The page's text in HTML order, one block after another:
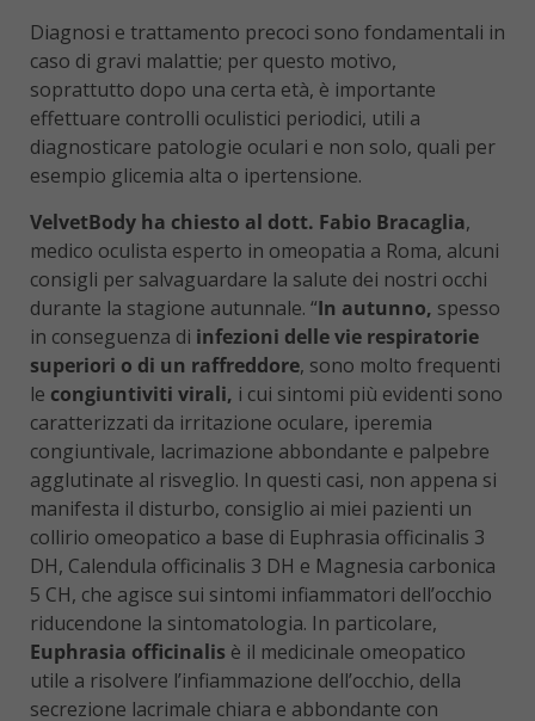
Diagnosi e trattamento precoci sono fondamentali in
caso di gravi malattie; per questo motivo,
soprattutto dopo una certa età, è importante
effettuare controlli oculistici periodici, utili a
diagnosticare patologie oculari e non solo, quali per
esempio glicemia alta o ipertensione.
VelvetBody ha chiesto al dott. Fabio Bracaglia,
medico oculista esperto in omeopatia a Roma, alcuni
consigli per salvaguardare la salute dei nostri occhi
durante la stagione autunnale. “In autunno, spesso
in conseguenza di infezioni delle vie respiratorie
superiori o di un raffreddore, sono molto frequenti
le congiuntiviti virali, i cui sintomi più evidenti sono
caratterizzati da irritazione oculare, iperemia
congiuntivale, lacrimazione abbondante e palpebre
agglutinate al risveglio. In questi casi, non appena si
manifesta il disturbo, consiglio ai miei pazienti un
collirio omeopatico a base di Euphrasia officinalis 3
DH, Calendula officinalis 3 DH e Magnesia carbonica
5 CH, che agisce sui sintomi infiammatori dell’occhio
riducendone la sintomatologia. In particolare,
Euphrasia officinalis è il medicinale omeopatico
utile a risolvere l’infiammazione dell’occhio, della
secrezione lacrimale chiara e abbondante con